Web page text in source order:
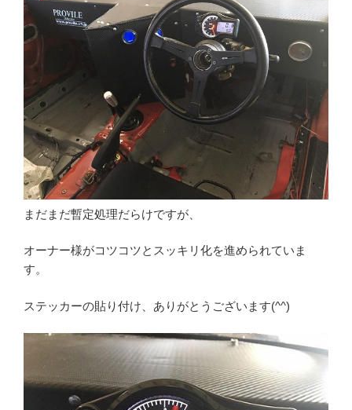
まだまだ暫定処理だらけですが、
オーナー様がコツコツとスッキリ化を進められていま
す。
ステッカーの貼り付け、ありがとうございます(^^)